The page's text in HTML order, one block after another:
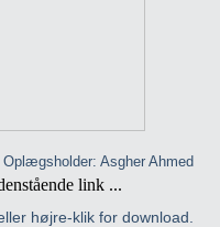
Oplægsholder: Asgher Ahmed
link ...
højre-klik for download.